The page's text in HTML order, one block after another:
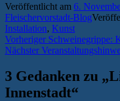
Veröffentlicht am 6.
Fleischervorstadt-Blog
Installation, Kunst
Vorheriger Vorheriger
Beitrag:
Schweinegrippe:
Nächster Nächster
3 Gedanken zu „
Innenstadt“